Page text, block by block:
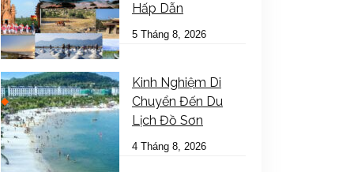
Hấp Dẫn
5 Tháng 8, 2026
Kinh Nghiệm Di
Chuyển Đến Du
Lịch Đồ Sơn
4 Tháng 8, 2026